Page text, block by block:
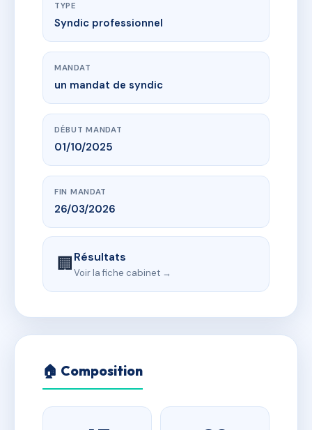
TYPE
Syndic professionnel
MANDAT
un mandat de syndic
DÉBUT MANDAT
01/10/2025
FIN MANDAT
26/03/2026
🏢Résultats
Voir la fiche cabinet →
🏠 Composition